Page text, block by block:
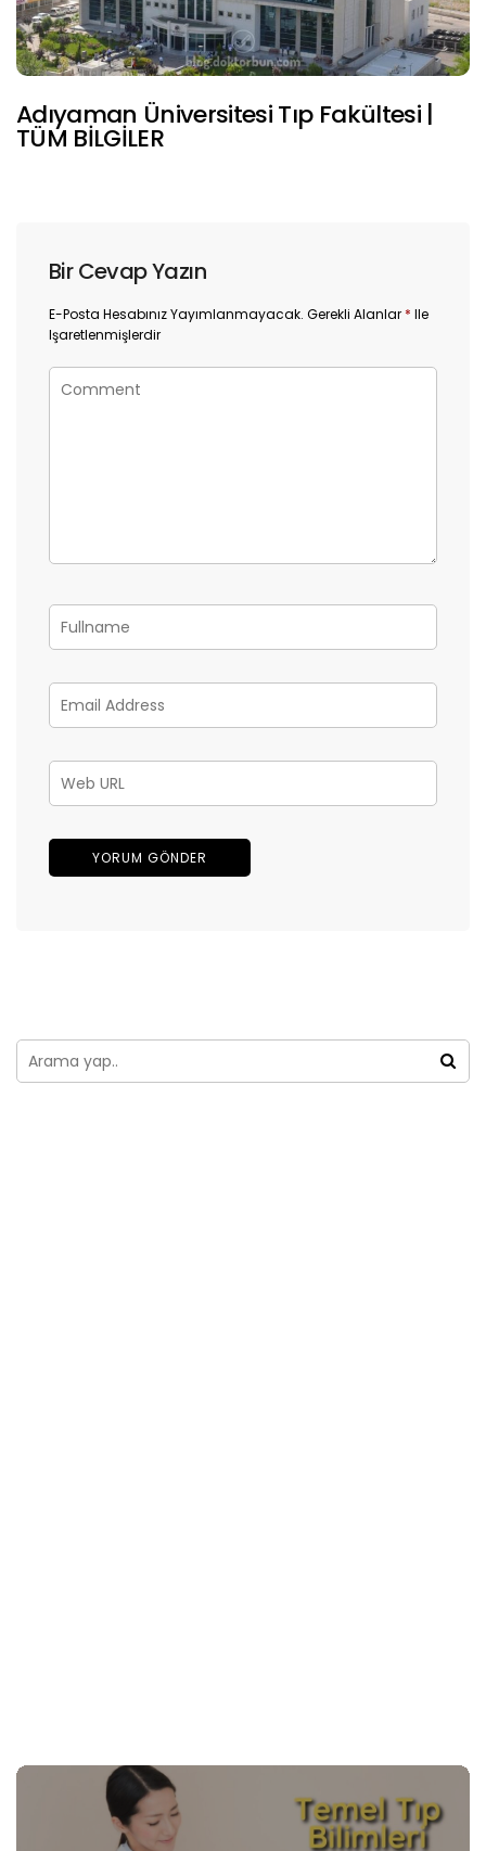
Adıyaman Üniversitesi Tıp Fakültesi |
TÜM BİLGİLER
Bir Cevap Yazın
E-Posta Hesabınız Yayımlanmayacak. Gerekli Alanlar * Ile
Işaretlenmişlerdir